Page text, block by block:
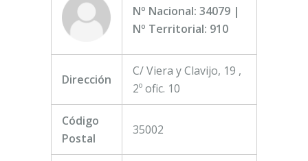
Nº Nacional: 34079 |
Nº Territorial: 910
Dirección
C/ Viera y Clavijo, 19 ,
2º ofic. 10
Código
Postal
35002